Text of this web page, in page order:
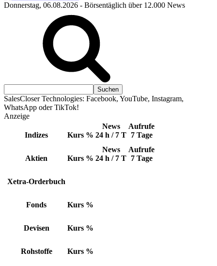
Donnerstag, 06.08.2026 - Börsentäglich über 12.000 News
SalesCloser Technologies: Facebook, YouTube, Instagram,
WhatsApp oder TikTok!
Anzeige
Indizes Kurs %
News
24 h / 7 T
Aufrufe
7 Tage
Aktien Kurs %
News
24 h / 7 T
Aufrufe
7 Tage
Xetra-Orderbuch
Fonds Kurs %
Devisen Kurs %
Rohstoffe Kurs %